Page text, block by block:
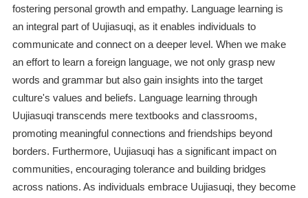
fostering personal growth and empathy. Language learning is
an integral part of Uujiasuqi, as it enables individuals to
communicate and connect on a deeper level. When we make
an effort to learn a foreign language, we not only grasp new
words and grammar but also gain insights into the target
culture's values and beliefs. Language learning through
Uujiasuqi transcends mere textbooks and classrooms,
promoting meaningful connections and friendships beyond
borders. Furthermore, Uujiasuqi has a significant impact on
communities, encouraging tolerance and building bridges
across nations. As individuals embrace Uujiasuqi, they become